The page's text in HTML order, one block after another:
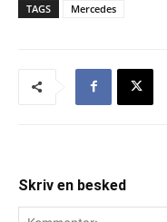
TAGS Mercedes
Skriv en besked